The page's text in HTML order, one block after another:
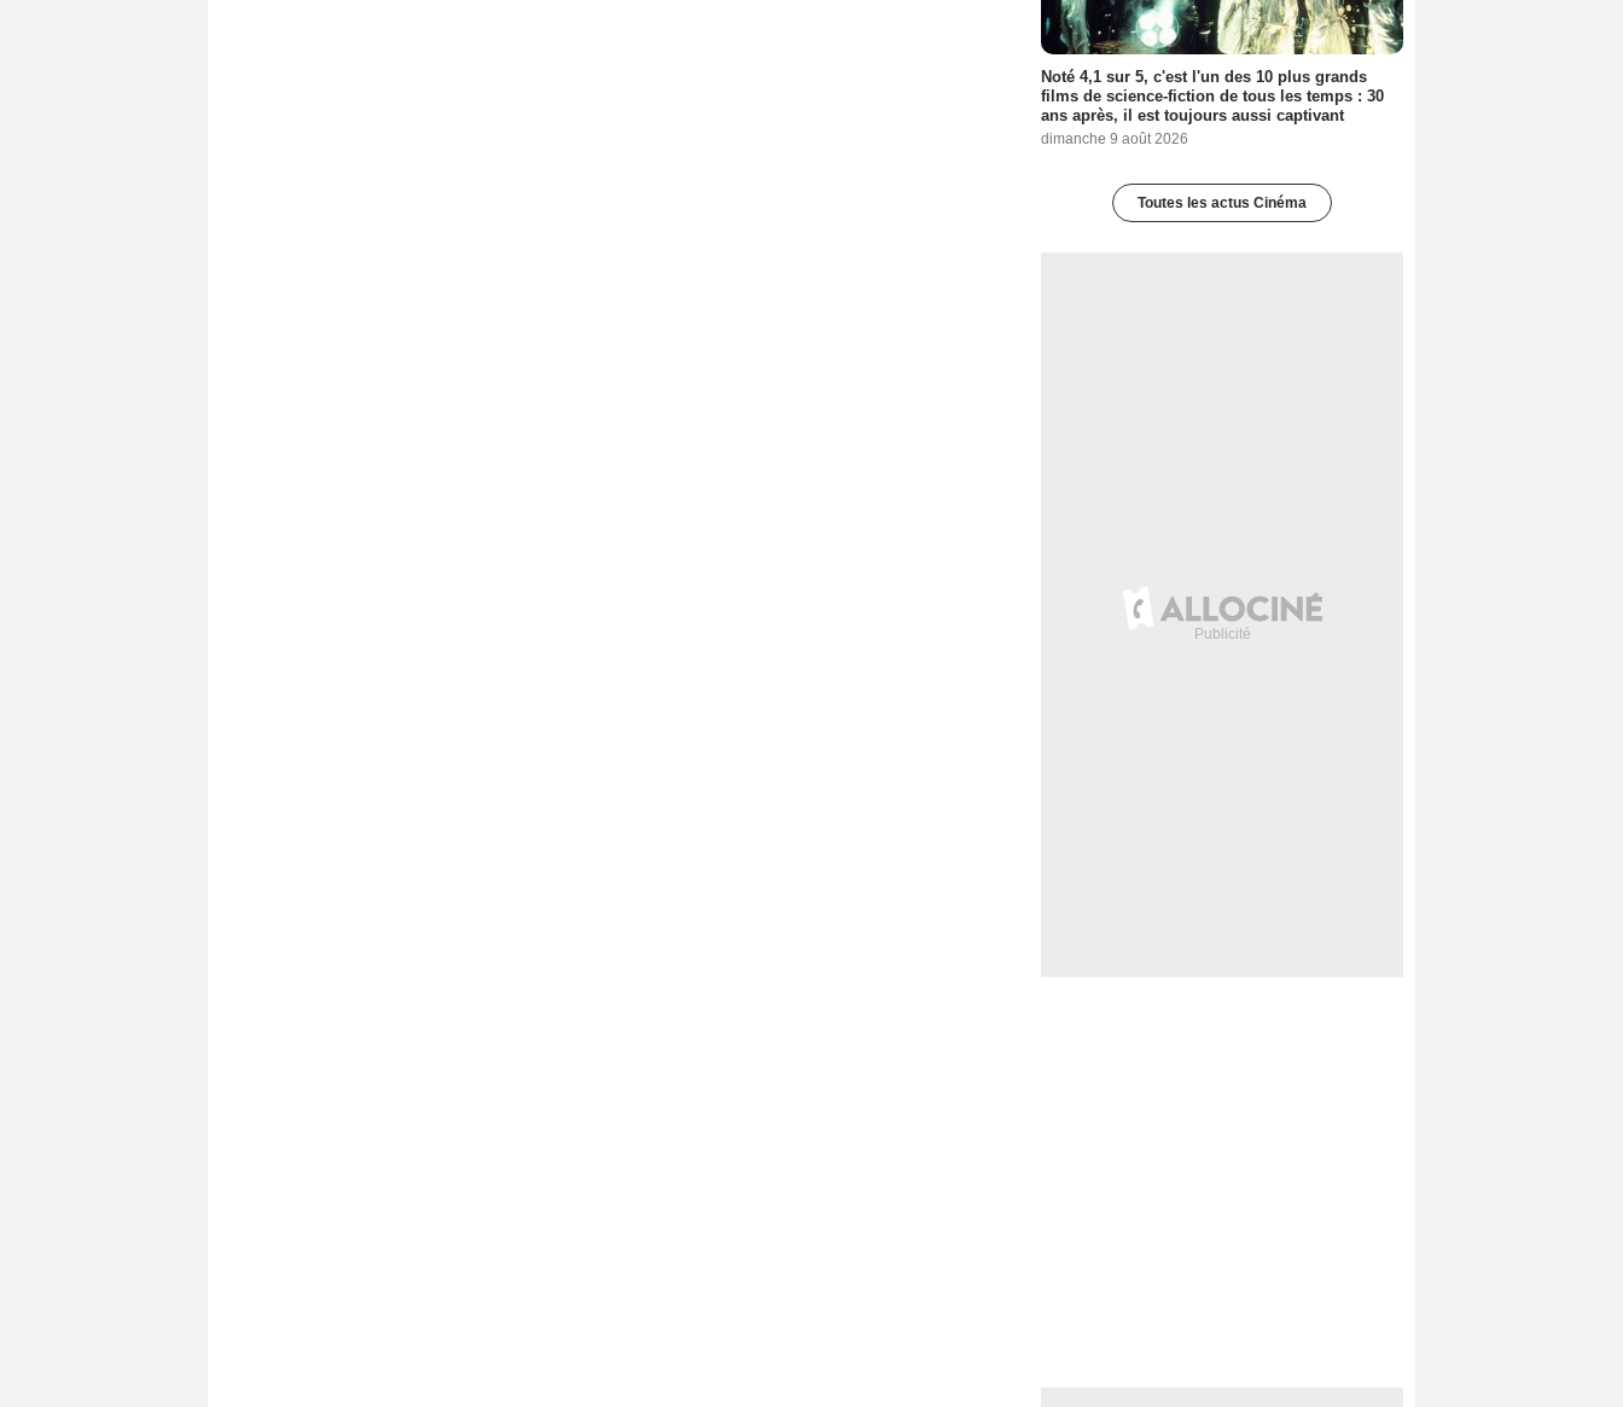
Noté 4,1 sur 5, c'est l'un des 10 plus grands
films de science-fiction de tous les temps : 30
ans après, il est toujours aussi captivant
dimanche 9 août 2026
Toutes les actus Cinéma